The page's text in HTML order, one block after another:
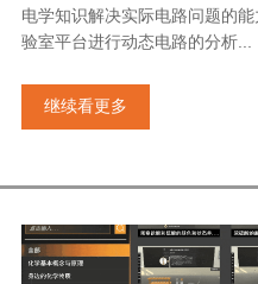
电学知识解决实际电路问题的
验室平台进行动态电路的分析...
继续看更多